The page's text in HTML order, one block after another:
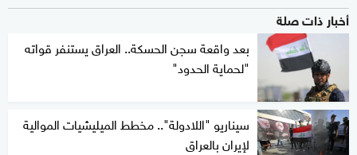
أخبار ذات صلة
بعد واقعة سجن الحسكة.. العراق يستنفر قواته
"لحماية الحدود"
سيناريو "اللادولة".. مخطط الميليشيات الموالية
لإيران بالعراق